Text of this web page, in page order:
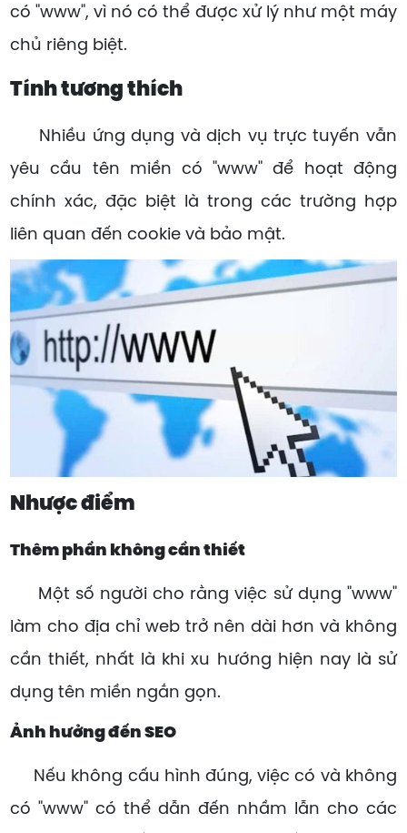
có "www", vì nó có thể được xử lý như một máy
chủ riêng biệt.
Tính tương thích
Nhiều ứng dụng và dịch vụ trực tuyến vẫn
yêu cầu tên miền có "www" để hoạt động
chính xác, đặc biệt là trong các trường hợp
liên quan đến cookie và bảo mật.
Nhược điểm
Thêm phần không cần thiết
Một số người cho rằng việc sử dụng "www"
làm cho địa chỉ web trở nên dài hơn và không
cần thiết, nhất là khi xu hướng hiện nay là sử
dụng tên miền ngắn gọn.
Ảnh hưởng đến SEO
Nếu không cấu hình đúng, việc có và không
có "www" có thể dẫn đến nhầm lẫn cho các